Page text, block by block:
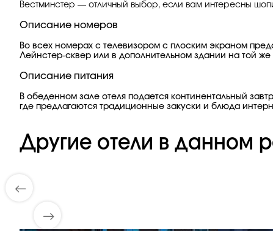
Вестминстер — отличный выбор, если вам интересны
Описание номеров
Во всех номерах с телевизором с плоским экраном
Лейнстер-сквер или в дополнительном здании на той
Описание питания
В обеденном зале отеля подается континентальный
где предлагаются традиционные закуски и блюда
Другие отели в данном